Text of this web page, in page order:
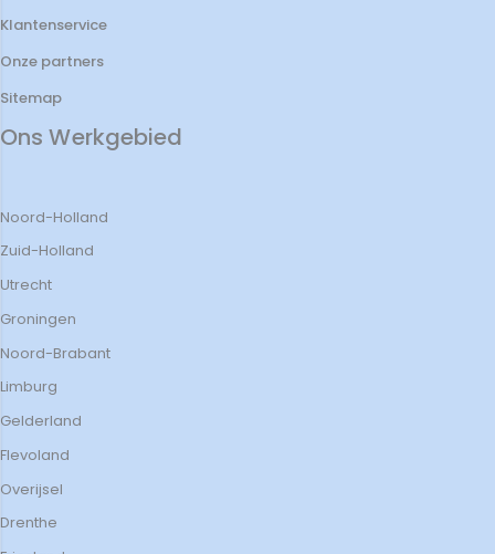
Klantenservice
Onze partners
Sitemap
Ons Werkgebied
Noord-Holland
Zuid-Holland
Utrecht
Groningen
Noord-Brabant
Limburg
Gelderland
Flevoland
Overijsel
Drenthe